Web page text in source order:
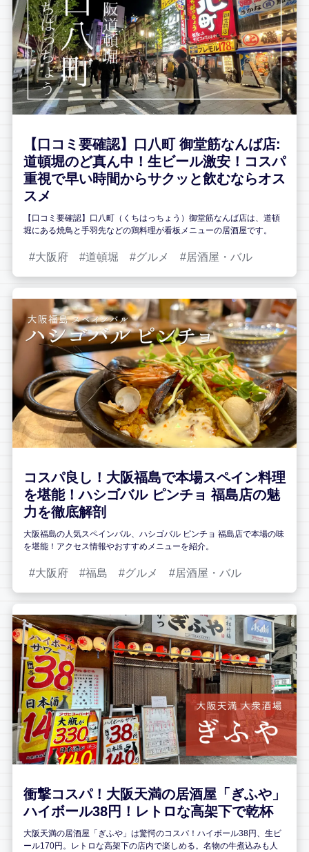
【口コミ要確認】口八町 御堂筋なんば店:
道頓堀のど真ん中！生ビール激安！コスパ
重視で早い時間からサクッと飲むならオス
スメ
【口コミ要確認】口八町（くちはっちょう）御堂筋なんば店は、道頓
堀にある焼鳥と手羽先などの鶏料理が看板メニューの居酒屋です。
大阪府 道頓堀 グルメ 居酒屋・バル
コスパ良し！大阪福島で本場スペイン料理
を堪能！ハシゴバル ピンチョ 福島店の魅
力を徹底解剖
大阪福島の人気スペインバル、ハシゴバル ピンチョ 福島店で本場の味
を堪能！アクセス情報やおすすめメニューを紹介。
大阪府 福島 グルメ 居酒屋・バル
衝撃コスパ！大阪天満の居酒屋「ぎふや」
ハイボール38円！レトロな高架下で乾杯
大阪天満の居酒屋「ぎふや」は驚愕のコスパ！ハイボール38円、生ビ
ール170円。レトロな高架下の店内で楽しめる。名物の牛煮込みも人